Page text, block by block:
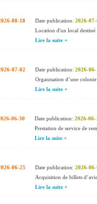
08-18
Date publication: 2026-
Location d'un local
Lire la suite +
07-02
Date publication: 2026-06-
Organisation d’une
Lire la suite +
06-30
Date publication: 2026-06-
Prestation de service de
Lire la suite +
06-25
Date publication: 2026-
Acquisition de billets
Lire la suite +